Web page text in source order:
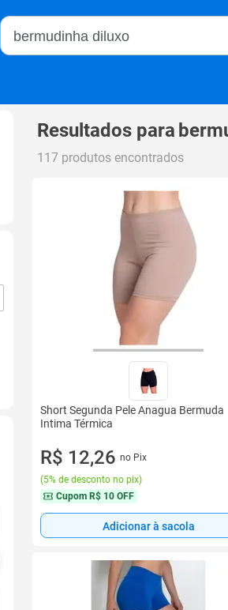
Buscar no Magalu
Resultados para
117 produtos encontrados
Short Segunda Pele Anagua Bermuda
Intima Térmica
R$ 12,26 no Pix
(5% de desconto no pix)
Cupom R$ 10 OFF
Adicionar à sacola